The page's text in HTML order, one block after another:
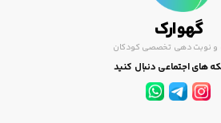
گهوارک
و نوبت دهی تخصصی کودکان
های اجتماعی دنبال کنید